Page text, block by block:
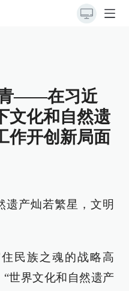
青——在习近
文化和自然遗
作开创新局面
遗产灿若繁星，文明
民族之魂的战略高
世界文化和自然遗产